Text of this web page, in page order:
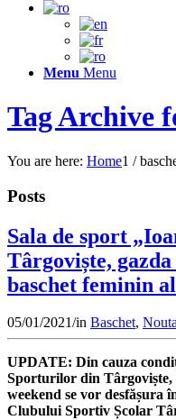
Menu Menu
Tag Archive
You are here: Home1 /
Posts
Sala de sport
Târgoviște,
baschet feminin
05/01/2021/in Baschet,
UPDATE: Din cauza
Sporturilor din Târgoviște,
weekend se vor desfășura
Clubului Sportiv Școlar